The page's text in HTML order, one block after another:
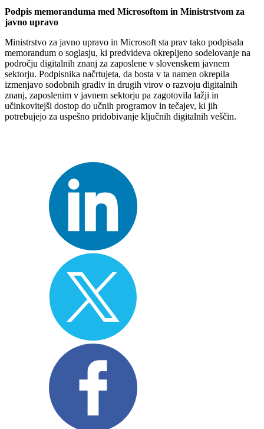
Podpis memoranduma med Microsoftom in Ministrstvom za
javno upravo
Ministrstvo za javno upravo in Microsoft sta prav tako podpisala
memorandum o soglasju, ki predvideva okrepljeno sodelovanje na
področju digitalnih znanj za zaposlene v slovenskem javnem
sektorju. Podpisnika načrtujeta, da bosta v ta namen okrepila
izmenjavo sodobnih gradiv in drugih virov o razvoju digitalnih
znanj, zaposlenim v javnem sektorju pa zagotovila lažji in
učinkovitejši dostop do učnih programov in tečajev, ki jih
potrebujejo za uspešno pridobivanje ključnih digitalnih veščin.